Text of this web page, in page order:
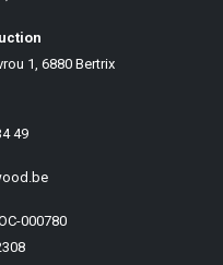
1, 6880 Bertrix
49
000780